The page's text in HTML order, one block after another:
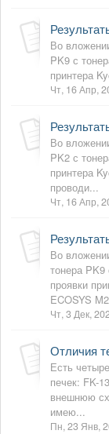
Во
PK9 с
принтера
Чт, 16 Апр,
Во
PK2 с
принтера
проводи...
Чт, 16 Апр,
Во
тонера PK9
проявки
ECOSYS
Чт, 3 Дек,
Есть
печек: FK-
внешнюю
имею...
Пн, 23 Янв,